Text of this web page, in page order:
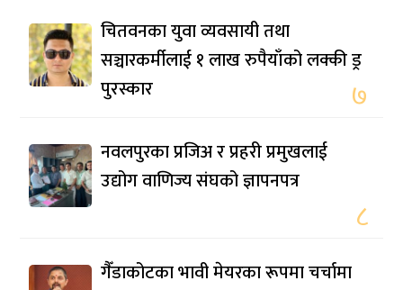
चितवनका युवा व्यवसायी तथा
सञ्चारकर्मीलाई १ लाख रुपैयाँको लक्की ड्र
पुरस्कार
७
नवलपुरका प्रजिअ र प्रहरी प्रमुखलाई
उद्योग वाणिज्य संघको ज्ञापनपत्र
८
गैँडाकोटका भावी मेयरका रूपमा चर्चामा